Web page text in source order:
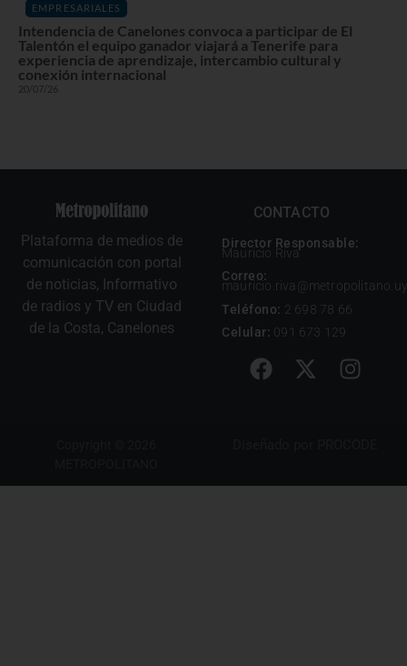
EMPRESARIALES
Intendencia de Canelones convoca a participar de El
Talentón el equipo ganador viajará a Tenerife para
experiencia de aprendizaje, intercambio cultural y
conexión internacional
20/07/26
Plataforma de medios de
comunicación con portal
de noticias, Informativo
de radios y TV en Ciudad
de la Costa, Canelones
CONTACTO
Director Responsable:
Mauricio Riva
Correo:
mauricio.riva@metropolitano.uy
Teléfono: 2 698 78 66
Celular: 091 673 129